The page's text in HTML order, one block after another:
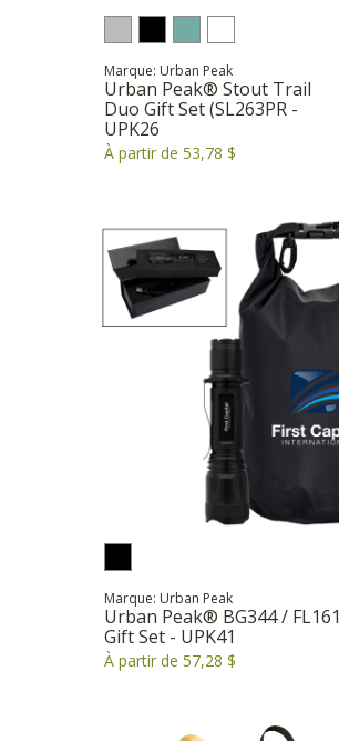
Marque: Urban Peak
Urban Peak® Stout Trail
Duo Gift Set (SL263PR -
UPK26
À partir de 53,78 $
Marque: Urban Peak
Urban Peak® BG344 / FL161
Gift Set - UPK41
À partir de 57,28 $